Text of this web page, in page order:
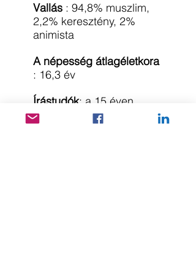
Vallás : 94,8% muszlim,
2,2% keresztény, 2%
animista
A népesség átlagéletkora
: 16,3 év
Írástudók: a 15 éven
felüliek 35,5%-a,
a gyermekek 41% -a nem